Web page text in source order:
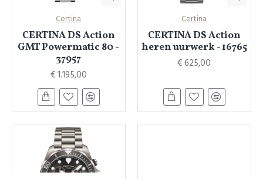
Certina
CERTINA DS Action
GMT Powermatic 80 -
37957
€ 1.195,00
Certina
CERTINA DS Action
heren uurwerk - 16765
€ 625,00